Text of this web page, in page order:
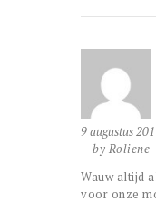
9 augustus
by Roliene
Wauw altijd
voor onze